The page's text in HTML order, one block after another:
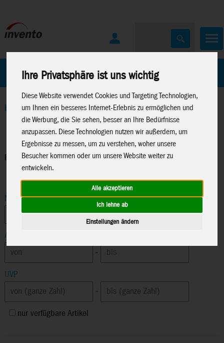
Ihre Privatsphäre ist uns wichtig
Diese Website verwendet Cookies und Targeting Technologien,
um Ihnen ein besseres Internet-Erlebnis zu ermöglichen und
die Werbung, die Sie sehen, besser an Ihre Bedürfnisse
anzupassen. Diese Technologien nutzen wir außerdem, um
Ergebnisse zu messen, um zu verstehen, woher unsere
Besucher kommen oder um unsere Website weiter zu
entwickeln.
Alle akzeptieren
Ich lehne ab
Einstellungen ändern
Home Marken
Home> Windspiele>Ballon Windspiele
Ballon Windspiele
Marke
Altersempfehlung
-
UVP
-
nur verfügbare Artikel